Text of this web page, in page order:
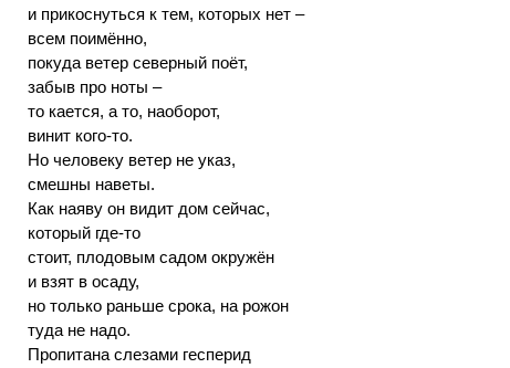
и прикоснуться к тем, которых нет –
всем поимённо,
покуда ветер северный поёт,
забыв про ноты –
то кается, а то, наоборот,
винит кого-то.
Но человеку ветер не указ,
смешны наветы.
Как наяву он видит дом сейчас,
который где-то
стоит, плодовым садом окружён
и взят в осаду,
но только раньше срока, на рожон
туда не надо.
Пропитана слезами гесперид